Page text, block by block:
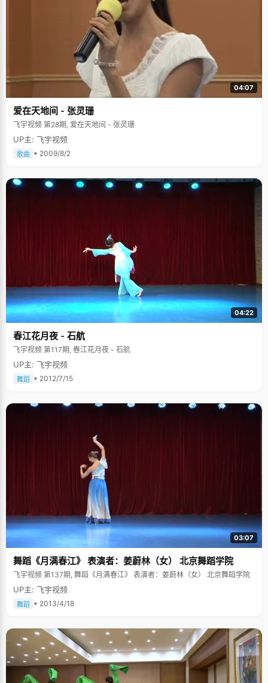
04:07
爱在天地间 - 张灵珊
飞宇视频 第28期, 爱在天地间 - 张灵珊
UP主: 飞宇视频
歌曲 • 2009/8/2
04:22
春江花月夜 - 石航
飞宇视频 第117期, 春江花月夜 - 石航
UP主: 飞宇视频
舞蹈 • 2012/7/15
03:07
舞蹈《月满春江》 表演者：姜蔚林（女） 北京舞蹈学院
飞宇视频 第137期, 舞蹈《月满春江》 表演者：姜蔚林（女） 北京舞蹈学院
UP主: 飞宇视频
舞蹈 • 2013/4/18